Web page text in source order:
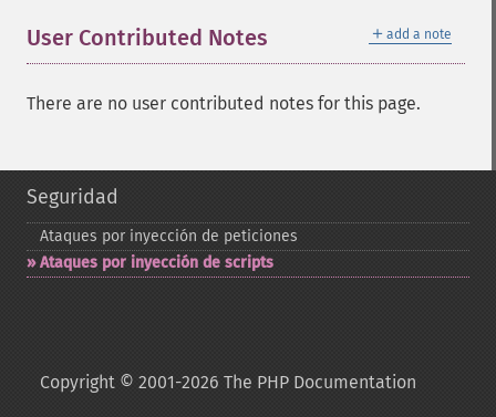
＋ add a note
User Contributed Notes
There are no user contributed notes for this page.
Seguridad
Ataques por inyección de peticiones
Ataques por inyección de scripts
Copyright © 2001-2026 The PHP Documentation